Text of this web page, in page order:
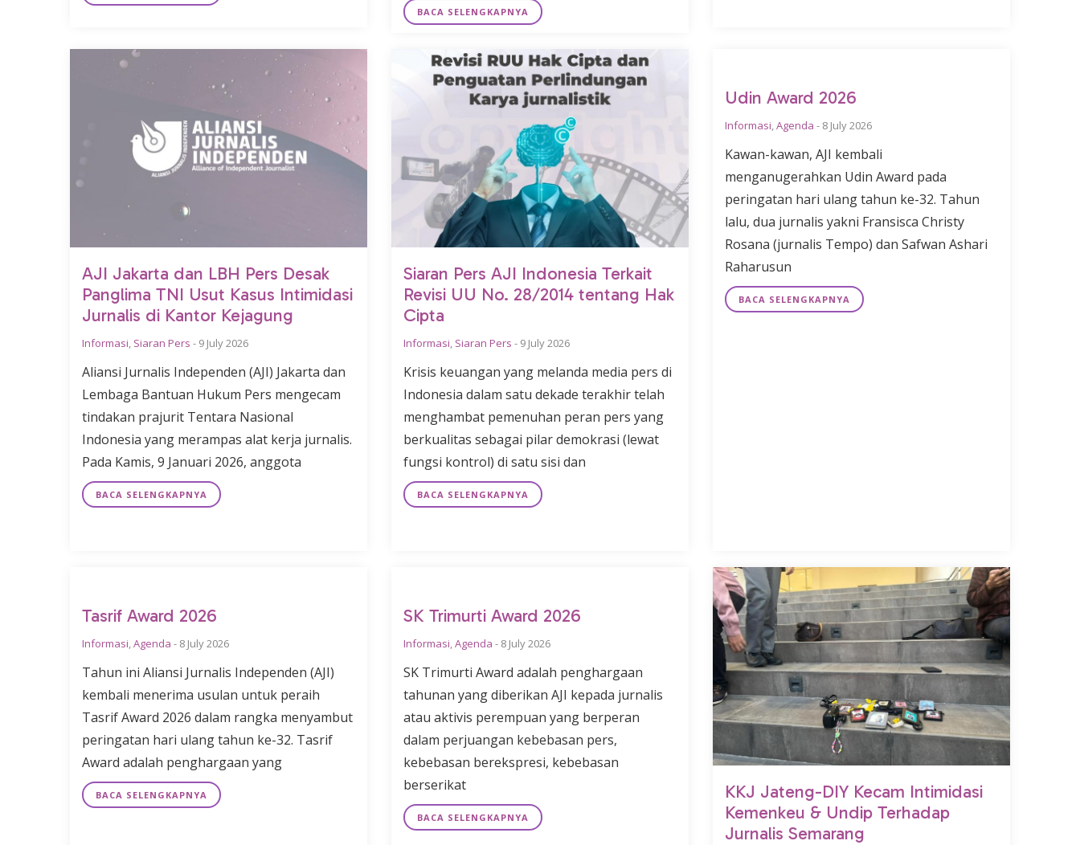
BACA SELENGKAPNYA
AJI Jakarta dan LBH Pers Desak
Panglima TNI Usut Kasus Intimidasi
Jurnalis di Kantor Kejagung
Informasi, Siaran Pers - 9 July 2026
Aliansi Jurnalis Independen (AJI) Jakarta dan
Lembaga Bantuan Hukum Pers mengecam
tindakan prajurit Tentara Nasional
Indonesia yang merampas alat kerja jurnalis.
Pada Kamis, 9 Januari 2026, anggota
BACA SELENGKAPNYA
Siaran Pers AJI Indonesia Terkait
Revisi UU No. 28/2014 tentang Hak
Cipta
Informasi, Siaran Pers - 9 July 2026
Krisis keuangan yang melanda media pers di
Indonesia dalam satu dekade terakhir telah
menghambat pemenuhan peran pers yang
berkualitas sebagai pilar demokrasi (lewat
fungsi kontrol) di satu sisi dan
BACA SELENGKAPNYA
Udin Award 2026
Informasi,Agenda - 8 July 2026
Kawan-kawan, AJI kembali
menganugerahkan Udin Award pada
peringatan hari ulang tahun ke-32. Tahun
lalu, dua jurnalis yakni Fransisca Christy
Rosana (jurnalis Tempo) dan Safwan Ashari
Raharusun
BACA SELENGKAPNYA
Tasrif Award 2026
Informasi,Agenda - 8 July 2026
Tahun ini Aliansi Jurnalis Independen (AJI)
kembali menerima usulan untuk peraih
Tasrif Award 2026 dalam rangka menyambut
peringatan hari ulang tahun ke-32. Tasrif
Award adalah penghargaan yang
BACA SELENGKAPNYA
SK Trimurti Award 2026
Informasi,Agenda - 8 July 2026
SK Trimurti Award adalah penghargaan
tahunan yang diberikan AJI kepada jurnalis
atau aktivis perempuan yang berperan
dalam perjuangan kebebasan pers,
kebebasan berekspresi, kebebasan
berserikat
BACA SELENGKAPNYA
KKJ Jateng-DIY Kecam Intimidasi
Kemenkeu & Undip Terhadap
Jurnalis Semarang